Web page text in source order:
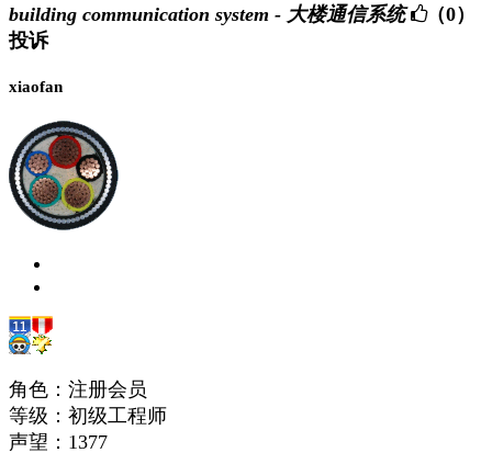
building communication system - 大楼通信系统
（0）
投诉
xiaofan
角色：注册会员
等级：初级工程师
声望： 1377